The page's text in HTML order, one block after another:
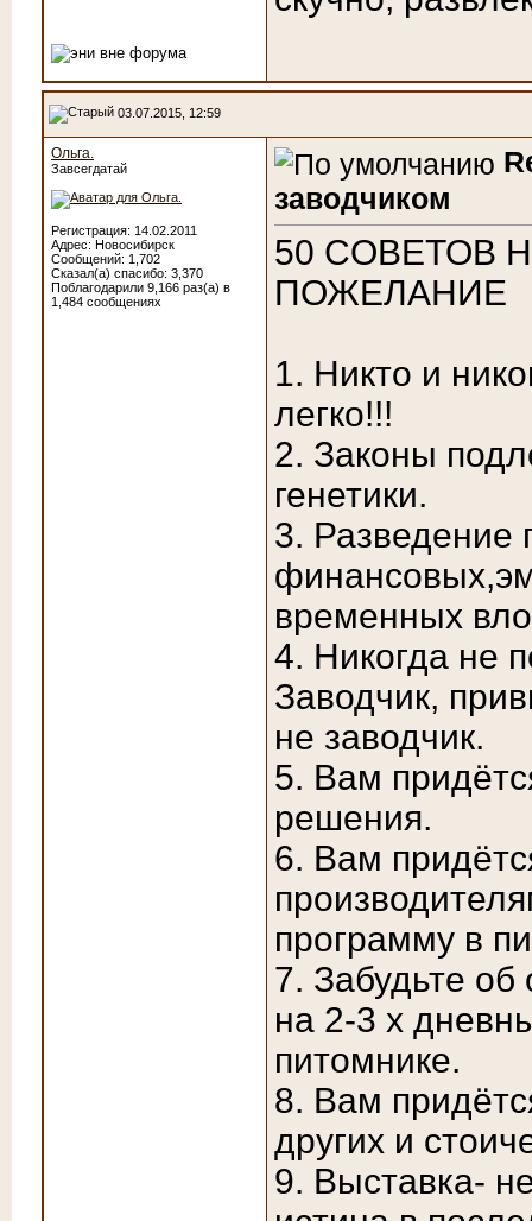
03.07.2015, 12:59
Ольга.
Завсегдатай
Регистрация: 14.02.2011
Адрес: Новосибирск
Сообщений: 1,702
Сказал(а) спасибо: 3,370
Поблагодарили 9,166 раз(а) в
1,484 сообщениях
заводчиком
50 CОВЕТОВ
ПОЖЕЛАНИЕ
1. Никто и
легко!!!
2. Законы
генетики.
3. Разведение
временных
4. Никогда не
Заводчик,
не заводчик.
5. Вам
решения.
6. Вам
программу в
7. Забудьте об
на 2-3 х
питомнике.
8. Вам
других и
9. Выставка-